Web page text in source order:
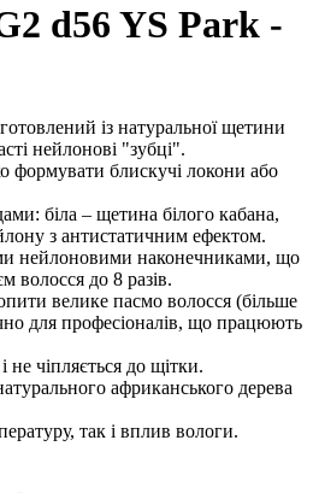
d56 YS Park -
із натуральної щетини
нейлонові "зубці".
формувати блискучі локони або
біла – щетина білого кабана,
з антистатичним ефектом.
нейлоновими наконечниками, що
волосся до 8 разів.
велике пасмо волосся (більше
для професіоналів, що працюють
не чіпляється до щітки.
африканського дерева
так і вплив вологи.